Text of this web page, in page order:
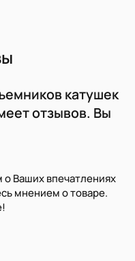
катушек
отзывов. Вы
о Ваших впечатлениях
мнением о товаре.